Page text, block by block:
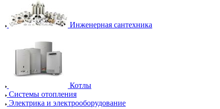
Инженерная сантехника
Котлы
Системы отопления
Электрика и электрооборудование